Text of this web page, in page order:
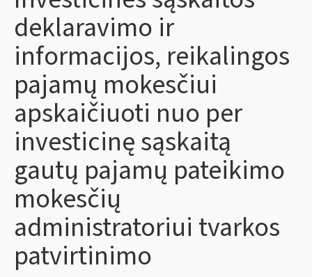
deklaravimo ir
informacijos, reikalingos
pajamų mokesčiui
apskaičiuoti nuo per
investicinę sąskaitą
gautų pajamų pateikimo
mokesčių
administratoriui tvarkos
patvirtinimo